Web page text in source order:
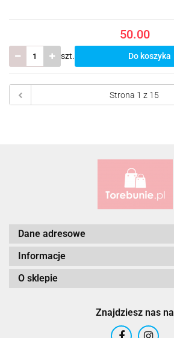
50.00
szt. Do koszyka
Dane adresowe
Informacje
O sklepie
Znajdziesz nas na